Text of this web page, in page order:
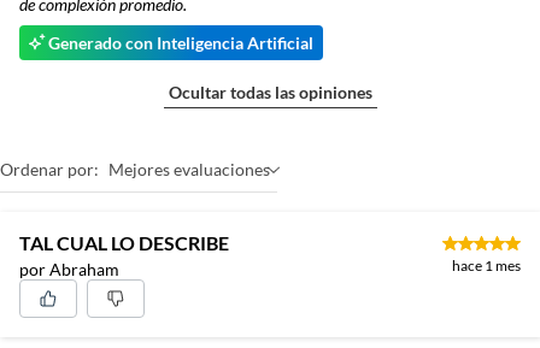
de complexión promedio.
Generado con Inteligencia Artificial
Ocultar todas las opiniones
Ordenar por: Mejores evaluaciones
TAL CUAL LO DESCRIBE
por Abraham hace 1 mes